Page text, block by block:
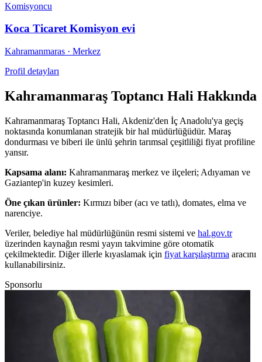
Komisyoncu
Koca Ticaret Komisyon evi
Kahramanmaras · Merkez
Profil detayları
Kahramanmaraş Toptancı Hali Hakkında
Kahramanmaraş Toptancı Hali, Akdeniz'den İç Anadolu'ya geçiş
noktasında konumlanan stratejik bir hal müdürlüğüdür. Maraş
dondurması ve biberi ile ünlü şehrin tarımsal çeşitliliği fiyat profiline
yansır.
Kapsama alanı: Kahramanmaraş merkez ve ilçeleri; Adıyaman ve
Gaziantep'in kuzey kesimleri.
Öne çıkan ürünler: Kırmızı biber (acı ve tatlı), domates, elma ve
narenciye.
Veriler, belediye hal müdürlüğünün resmi sistemi ve hal.gov.tr
üzerinden kaynağın resmi yayın takvimine göre otomatik
çekilmektedir. Diğer illerle kıyaslamak için fiyat karşılaştırma aracını
kullanabilirsiniz.
Sponsorlu